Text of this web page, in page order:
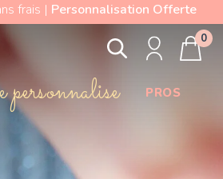
frais | Personnalisation Offerte
personnalise PROS
0